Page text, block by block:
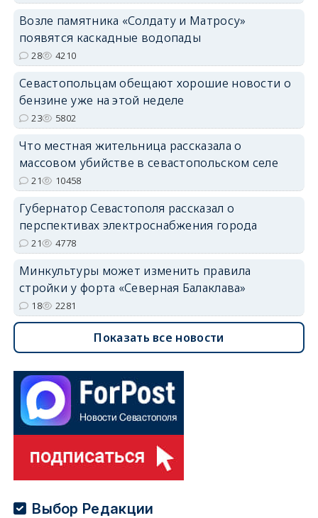
Возле памятника «Солдату и Матросу»
появятся каскадные водопады
28 4210
Севастопольцам обещают хорошие новости о
бензине уже на этой неделе
23 5802
Что местная жительница рассказала о
массовом убийстве в севастопольском селе
21 10458
Губернатор Севастополя рассказал о
перспективах электроснабжения города
21 4778
Минкультуры может изменить правила
стройки у форта «Северная Балаклава»
18 2281
Показать все новости
Выбор Редакции